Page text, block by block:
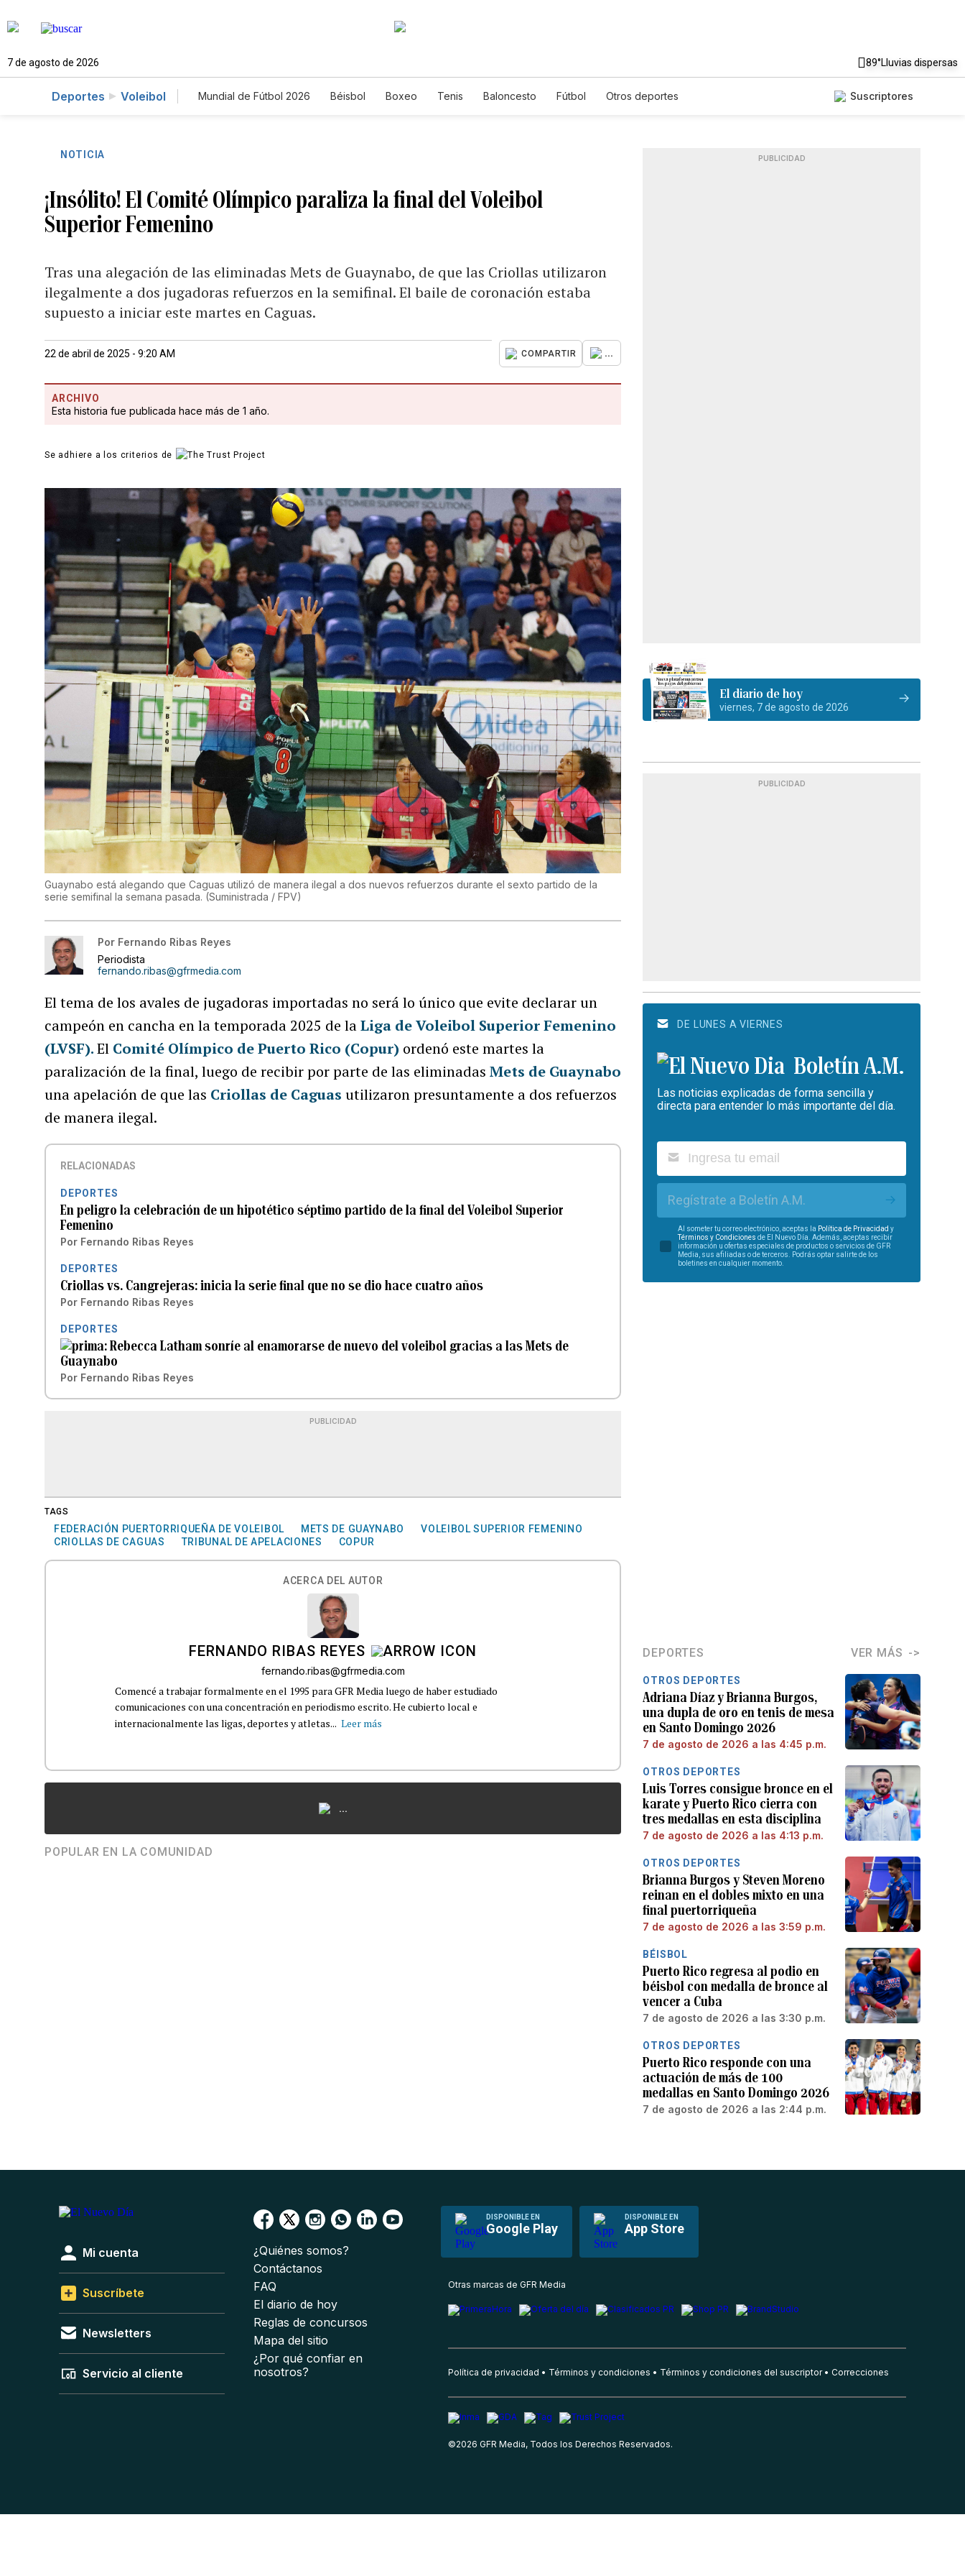
7 de agosto de 2026 89°Lluvias dispersas
Deportes Voleibol Mundial de Fútbol 2026 Béisbol Boxeo Tenis Baloncesto Fútbol Otros deportes Suscriptores
NOTICIA
¡Insólito! El Comité Olímpico paraliza la final del Voleibol
Superior Femenino
Tras una alegación de las eliminadas Mets de Guaynabo, de que las Criollas utilizaron
ilegalmente a dos jugadoras refuerzos en la semifinal. El baile de coronación estaba
supuesto a iniciar este martes en Caguas.
22 de abril de 2025 - 9:20 AM COMPARTIR ...
ARCHIVO
Esta historia fue publicada hace más de 1 año.
Se adhiere a los criterios de
Guaynabo está alegando que Caguas utilizó de manera ilegal a dos nuevos refuerzos durante el sexto partido de la
serie semifinal la semana pasada. (Suministrada / FPV)
Por Fernando Ribas Reyes
Periodista
fernando.ribas@gfrmedia.com
El tema de los avales de jugadoras importadas no será lo único que evite declarar un
campeón en cancha en la temporada 2025 de laLiga de Voleibol Superior Femenino
(LVSF).El Comité Olímpico de Puerto Rico (Copur) ordenó este martes la
paralización de la final, luego de recibir por parte de las eliminadasMets de Guaynabo
una apelación de que las Criollas de Caguas utilizaron presuntamente a dos refuerzos
de manera ilegal.
RELACIONADAS
DEPORTES
En peligro la celebración de un hipotético séptimo partido de la final del Voleibol Superior
Femenino
Por Fernando Ribas Reyes
DEPORTES
Criollas vs. Cangrejeras: inicia la serie final que no se dio hace cuatro años
Por Fernando Ribas Reyes
DEPORTES
Rebecca Latham sonríe al enamorarse de nuevo del voleibol gracias a las Mets de
Guaynabo
Por Fernando Ribas Reyes
PUBLICIDAD
TAGS
FEDERACIÓN PUERTORRIQUEÑA DE VOLEIBOL METS DE GUAYNABO
VOLEIBOL SUPERIOR FEMENINO
CRIOLLAS DE CAGUAS
TRIBUNAL DE APELACIONES COPUR
ACERCA DEL AUTOR
FERNANDO RIBAS REYES
fernando.ribas@gfrmedia.com
Comencé a trabajar formalmente en el 1995 para GFR Media luego de haber estudiado
comunicaciones con una concentración en periodismo escrito. He cubierto local e
internacionalmente las ligas, deportes y atletas... Leer más
...
POPULAR EN LA COMUNIDAD
PUBLICIDAD
El diario de hoy
viernes, 7 de agosto de 2026
PUBLICIDAD
DE LUNES A VIERNES
Boletín A.M.
Las noticias explicadas de forma sencilla y
directa para entender lo más importante del día.
Regístrate a Boletín A.M.
Al someter tu correo electrónico, aceptas la Política de Privacidad y
Términos y Condiciones de El Nuevo Día. Además, aceptas recibir
información u ofertas especiales de productos o servicios de GFR
Media, sus afiliadas o de terceros. Podrás optar salirte de los
boletines en cualquier momento.
DEPORTES VER MÁS
OTROS DEPORTES
Adriana Díaz y Brianna Burgos,
una dupla de oro en tenis de mesa
en Santo Domingo 2026
7 de agosto de 2026 a las 4:45 p.m.
OTROS DEPORTES
Luis Torres consigue bronce en el
karate y Puerto Rico cierra con
tres medallas en esta disciplina
7 de agosto de 2026 a las 4:13 p.m.
OTROS DEPORTES
Brianna Burgos y Steven Moreno
reinan en el dobles mixto en una
final puertorriqueña
7 de agosto de 2026 a las 3:59 p.m.
BÉISBOL
Puerto Rico regresa al podio en
béisbol con medalla de bronce al
vencer a Cuba
7 de agosto de 2026 a las 3:30 p.m.
OTROS DEPORTES
Puerto Rico responde con una
actuación de más de 100
medallas en Santo Domingo 2026
7 de agosto de 2026 a las 2:44 p.m.
DISPONIBLE EN
Google Play
DISPONIBLE EN
App Store
Mi cuenta
Suscríbete
Newsletters
Servicio al cliente
¿Quiénes somos?
Contáctanos
FAQ
El diario de hoy
Reglas de concursos
Mapa del sitio
¿Por qué confiar en
nosotros?
Otras marcas de GFR Media
Política de privacidad Términos y condiciones Términos y condiciones del suscriptor Correcciones
©2026 GFR Media, Todos los Derechos Reservados.